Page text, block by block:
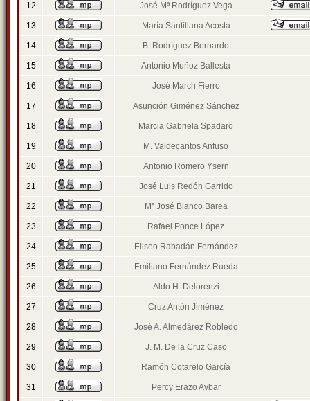
12 José Mª Rodríguez Vega
13 María Santillana Acosta
14 B. Rodríguez Bernardo
15 Antonio Muñoz Ballesta
16 José March Fierro
17 Asunción Giménez Sánchez
18 Marcia Gabriela Spadaro
19 M. Valdecantos Anfuso
20 Antonio Romero Ysern
21 José Luis Redón Garrido
22 Mª José Blanco Barea
23 Rafael Ponce López
24 Eliseo Rabadán Fernández
25 Emiliano Fernández Rueda
26 Aldo H. Delorenzi
27 Cruz Antón Jiménez
28 José A. Almedárez Robledo
29 J. M. De la Cruz Caso
30 Ramón Cotarelo García
31 Percy Erazo Aybar